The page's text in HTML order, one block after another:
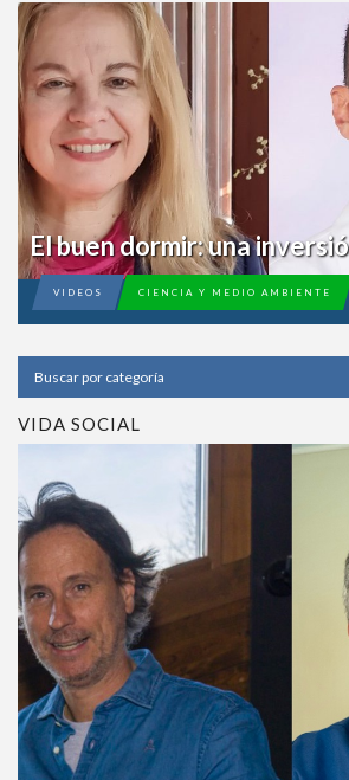
El buen dormir: una inversión
inteligente
CIENCIA Y MEDIO AMBIENTE
VIDEOS
VIDA SOCIAL